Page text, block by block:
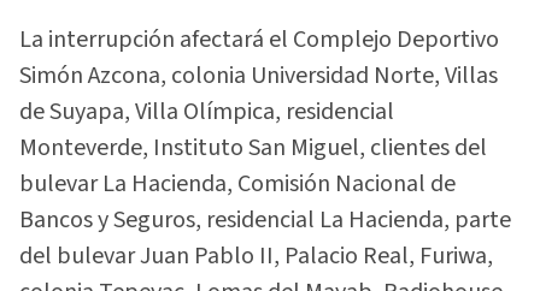
La interrupción afectará el Complejo Deportivo
Simón Azcona, colonia Universidad Norte, Villas
de Suyapa, Villa Olímpica, residencial
Monteverde, Instituto San Miguel, clientes del
bulevar La Hacienda, Comisión Nacional de
Bancos y Seguros, residencial La Hacienda, parte
del bulevar Juan Pablo II, Palacio Real, Furiwa,